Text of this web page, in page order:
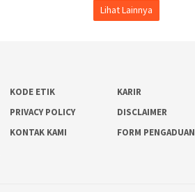
Lihat Lainnya
KODE ETIK
KARIR
PRIVACY POLICY
DISCLAIMER
KONTAK KAMI
FORM PENGADUAN